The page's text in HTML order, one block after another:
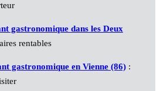
gastronomique dans les Deux
rentables
gastronomique en Vienne (86):